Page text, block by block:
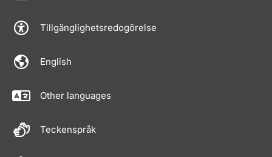
Tillgänglighetsredogörelse
English
Other languages
Teckenspråk